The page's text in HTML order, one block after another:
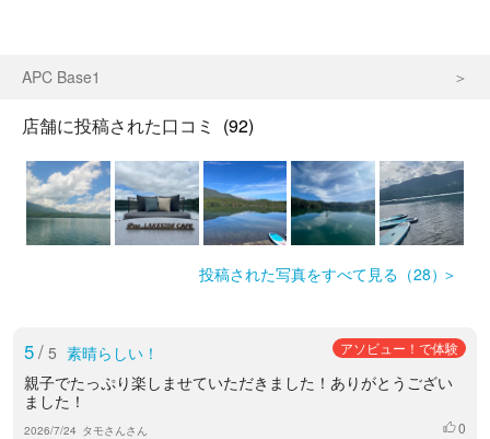
APC Base1
店舗に投稿された口コミ (92)
投稿された写真をすべて見る（28）
5/ 5 素晴らしい！ アソビュー！で体験
親子でたっぷり楽しませていただきました！ありがとうござい
ました！
2026/7/24 タモさんさん いいね
0